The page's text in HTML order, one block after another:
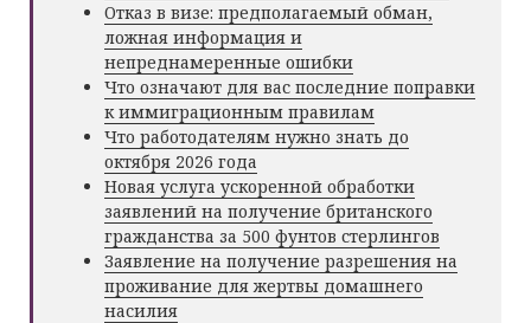
Отказ в визе: предполагаемый обман,
ложная информация и
непреднамеренные ошибки
Что означают для вас последние поправки
к иммиграционным правилам
Что работодателям нужно знать до
октября 2026 года
Новая услуга ускоренной обработки
заявлений на получение британского
гражданства за 500 фунтов стерлингов
Заявление на получение разрешения на
проживание для жертвы домашнего
насилия